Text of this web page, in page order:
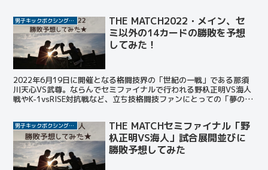
男子キックボクシング選手
THE MATCH2022・メイン、セ
ミ以外の14カードの勝敗を予想
してみた！
2022年6月19日に開催となる格闘技界の「世紀の一戦」である那須
川天心VS武尊。ならんでセミファイナルで行われる野杁正明VS海人
戦やK-1vsRISE対抗戦など、立ち技格闘技ファンにとっての「夢のカ
男子キックボクシング選手
THE MATCHセミファイナル「野
杁正明VS海人」試合展開並びに
勝敗予想してみた